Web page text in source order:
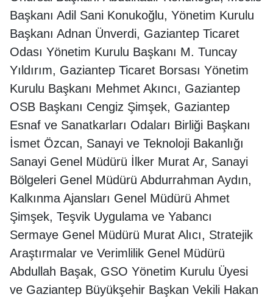
Başkanı Adil Sani Konukoğlu, Yönetim Kurulu
Başkanı Adnan Ünverdi, Gaziantep Ticaret
Odası Yönetim Kurulu Başkanı M. Tuncay
Yıldırım, Gaziantep Ticaret Borsası Yönetim
Kurulu Başkanı Mehmet Akıncı, Gaziantep
OSB Başkanı Cengiz Şimşek, Gaziantep
Esnaf ve Sanatkarları Odaları Birliği Başkanı
İsmet Özcan, Sanayi ve Teknoloji Bakanlığı
Sanayi Genel Müdürü İlker Murat Ar, Sanayi
Bölgeleri Genel Müdürü Abdurrahman Aydın,
Kalkınma Ajansları Genel Müdürü Ahmet
Şimşek, Teşvik Uygulama ve Yabancı
Sermaye Genel Müdürü Murat Alıcı, Stratejik
Araştırmalar ve Verimlilik Genel Müdürü
Abdullah Başak, GSO Yönetim Kurulu Üyesi
ve Gaziantep Büyükşehir Başkan Vekili Hakan